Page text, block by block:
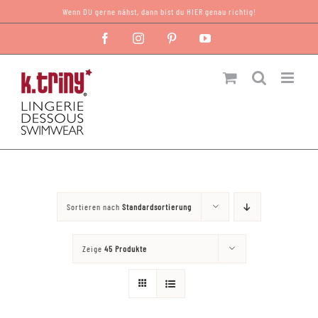
Inhalt
Wenn DU gerne nähst, dann bist du HIER genau richtig!
FacebookInstagramPinterest
Sortieren nach Standardsortierung
Zeige 45 Produkte